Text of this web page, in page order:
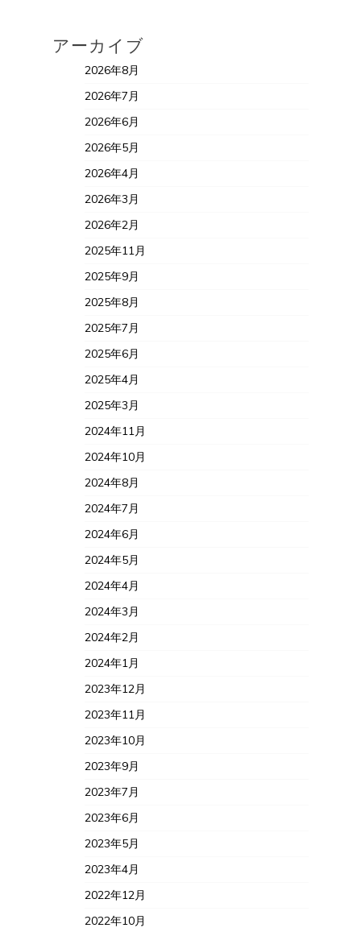
アーカイブ
2026年8月
2026年7月
2026年6月
2026年5月
2026年4月
2026年3月
2026年2月
2025年11月
2025年9月
2025年8月
2025年7月
2025年6月
2025年4月
2025年3月
2024年11月
2024年10月
2024年8月
2024年7月
2024年6月
2024年5月
2024年4月
2024年3月
2024年2月
2024年1月
2023年12月
2023年11月
2023年10月
2023年9月
2023年7月
2023年6月
2023年5月
2023年4月
2022年12月
2022年10月